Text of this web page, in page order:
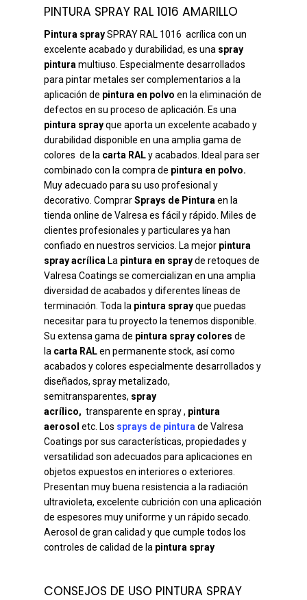
PINTURA SPRAY RAL 1016 AMARILLO
Pintura spraySPRAY RAL 1016 acrílica con un
excelente acabado y durabilidad, es una spray
pinturamultiuso. Especialmente desarrollados
para pintar metales ser complementarios a la
aplicación de pintura en polvo en la eliminación de
defectos en su proceso de aplicación. Es una
pintura sprayque aporta un excelente acabado y
durabilidad disponible en una amplia gama de
colores de la carta RALy acabados. Ideal para ser
combinado con la compra de pintura en polvo.
Muy adecuado para su uso profesional y
decorativo. ComprarSprays de Pinturaen la
tienda online de Valresa es fácil y rápido. Miles de
clientes profesionales y particulares ya han
confiado en nuestros servicios. La mejor pintura
spray acrílica La pintura en sprayde retoques de
Valresa Coatings se comercializan en una amplia
diversidad de acabados y diferentes líneas de
terminación. Toda la pintura sprayque puedas
necesitar para tu proyecto la tenemos disponible.
Su extensa gama de pintura spray colores de
la carta RALen permanente stock, así como
acabados y colores especialmente desarrollados y
diseñados, spray metalizado,
semitransparentes, spray
acrílico, transparente en spray , pintura
aerosol etc. Los sprays de pinturade Valresa
Coatings por sus características, propiedades y
versatilidad son adecuados para aplicaciones en
objetos expuestos en interiores o exteriores.
Presentan muy buena resistencia a la radiación
ultravioleta, excelente cubrición con una aplicación
de espesores muy uniforme y un rápido secado.
Aerosol de gran calidad y que cumple todos los
controles de calidad de la pintura spray
CONSEJOS DE USO PINTURA SPRAY